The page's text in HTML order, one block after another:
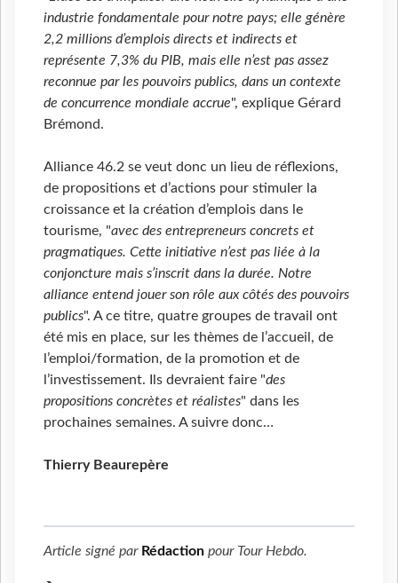
industrie fondamentale pour notre pays; elle génère
2,2 millions d’emplois directs et indirects et
représente 7,3% du PIB, mais elle n’est pas assez
reconnue par les pouvoirs publics, dans un contexte
de concurrence mondiale accrue", explique Gérard
Brémond.
Alliance 46.2 se veut donc un lieu de réflexions,
de propositions et d’actions pour stimuler la
croissance et la création d’emplois dans le
tourisme, "avec des entrepreneurs concrets et
pragmatiques. Cette initiative n’est pas liée à la
conjoncture mais s’inscrit dans la durée. Notre
alliance entend jouer son rôle aux côtés des pouvoirs
publics". A ce titre, quatre groupes de travail ont
été mis en place, sur les thèmes de l’accueil, de
l’emploi/formation, de la promotion et de
l’investissement. Ils devraient faire "des
propositions concrètes et réalistes" dans les
prochaines semaines. A suivre donc…
Thierry Beaurepère
Article signé par Rédaction pour Tour Hebdo.